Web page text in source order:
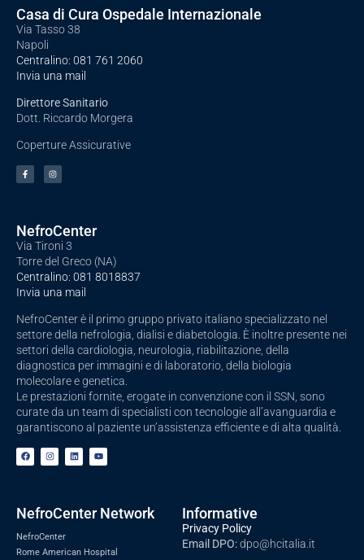
Casa di Cura Ospedale Internazionale
Via Tasso 38
Napoli
Centralino: 081 761 2060
Invia una mail
Direttore Sanitario
Dott. Riccardo Morgera
Coperture Assicurative
NefroCenter
Via Tironi 3
Torre del Greco (NA)
Centralino: 081 8018837
Invia una mail
NefroCenter è il primo gruppo privato italiano specializzato nel
settore della nefrologia, dialisi e diabetologia. È inoltre presente nei
settori della cardiologia, neurologia, riabilitazione, della
diagnostica per immagini e di laboratorio, della biologia
molecolare e genetica.
Le prestazioni fornite, erogate in convenzione con il SSN, sono
curate da un team di specialisti con tecnologie all’avanguardia e
garantiscono al paziente un’assistenza efficiente e di alta qualità.
NefroCenter Network
NefroCenter
Rome American Hospital
Informative
Privacy Policy
Email DPO:dpo@hcitalia.it